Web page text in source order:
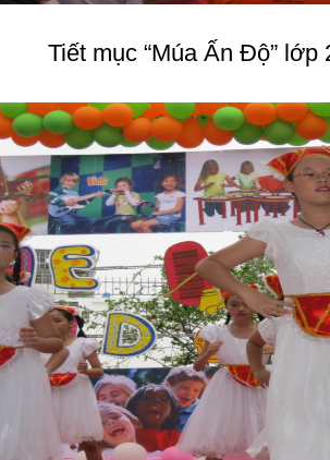
Tiết mục “Múa Ấn Độ” lớp